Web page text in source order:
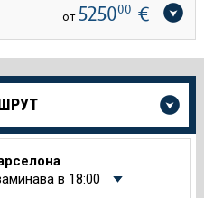
от 525000 €
в 18:00